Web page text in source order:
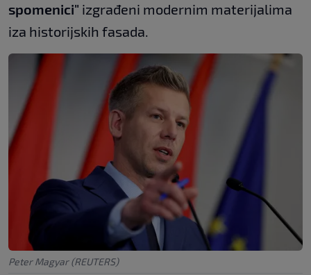
spomenici" izgrađeni modernim materijalima
iza historijskih fasada.
Peter Magyar (REUTERS)